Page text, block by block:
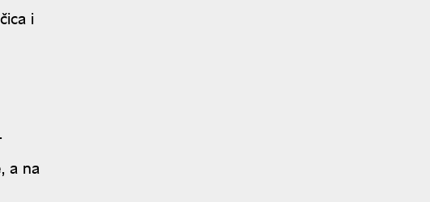
i
a na